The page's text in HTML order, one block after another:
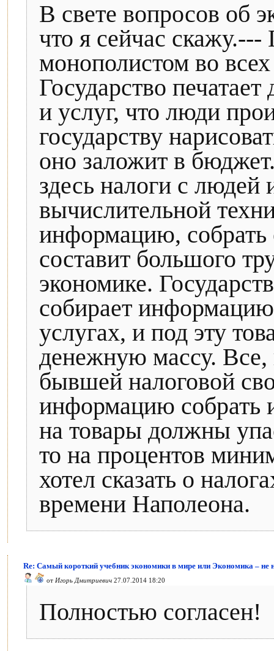
В свете вопросов об
что я сейчас
монополистом во
Государство
и услуг, что люди
государству
оно заложит в
здесь налоги с людей
вычислительной
информацию, собрать
составит большого
экономике.
собирает
услугах, и под эту
денежную массу. Все,
бывшей налоговой
информацию собрать
на товары должны
то на процентов
хотел сказать о
времени Наполеона.
Re: Самый короткий учебник экономики в мире или Экономика – не
от Игорь Дмитриевич 27.07.2014 18:20
Полностью согласен!